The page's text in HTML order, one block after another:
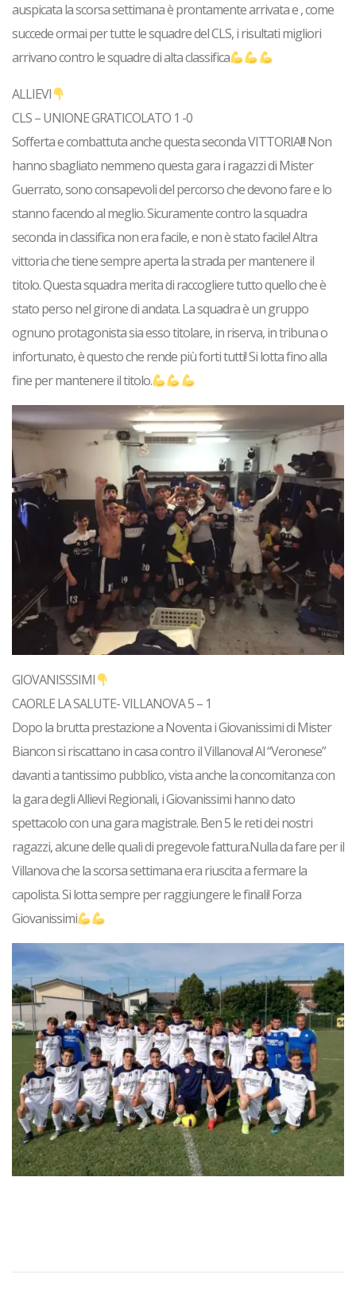
auspicata la scorsa settimana è prontamente arrivata e , come
succede ormai per tutte le squadre delCLS, i risultati migliori
arrivano contro le squadre di alta classifica
ALLIEVI
CLS – UNIONE GRATICOLATO 1 -0
Sofferta e combattuta anche questa secondaVITTORIA!!! Non
hanno sbagliato nemmeno questa gara i ragazzi diMister
Guerrato, sono consapevoli del percorso che devono fare e lo
stanno facendo al meglio. Sicuramente contro la squadra
seconda in classifica non era facile, e non è stato facile! Altra
vittoria che tiene sempre aperta la strada per mantenere il
titolo. Questa squadra merita di raccogliere tutto quello che è
stato perso nel girone di andata.La squadra è un gruppo
ognuno protagonista sia esso titolare, in riserva, in tribuna o
infortunato, è questo che rende più forti tutti! Si lotta fino alla
fine per mantenere il titolo.
GIOVANISSSIMI
CAORLE LA SALUTE- VILLANOVA 5 – 1
Dopo la brutta prestazione a Noventa i Giovanissimi diMister
Bianconsi riscattano in casa contro il Villanova! Al “Veronese”
davanti a tantissimo pubblico, vista anche la concomitanza con
la gara degli Allievi Regionali, iGiovanissimihanno dato
spettacolo con una gara magistrale. Ben 5 le reti dei nostri
ragazzi, alcune delle quali di pregevole fattura.Nulla da fare per il
Villanova che la scorsa settimana era riuscita a fermare la
capolista. Si lotta sempre per raggiungere le finali! Forza
Giovanissimi